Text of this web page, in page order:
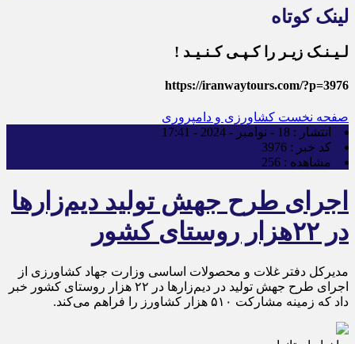
لینک کوتاه
لـیـنـک زیـر را کـپـی کـنـیـد !
https://iranwaytours.com/?p=3976
صفحه نخست کشاورزی و دامپروری
انتشار : 18 - نوامبر - 2024 - 17:41
کد خبر : 3976
مشاهده : 256
اجرای طرح جهش تولید دیم‌زار‌ها
در ۲۲هزار روستای کشور
مدیرکل دفتر غلات و محصولات اساسی وزارت جهاد کشاورزی از
اجرای طرح جهش تولید در دیم‌زار‌ها در ۲۲ هزار روستای کشور خبر
داد که زمینه مشارکت ۵۱۰ هزار کشاورز را فراهم می‌کند.